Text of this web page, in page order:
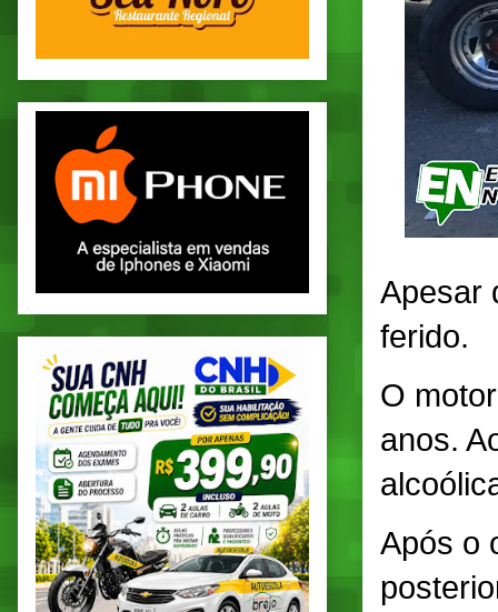
Apesar
ferido.
O
anos.
Após o